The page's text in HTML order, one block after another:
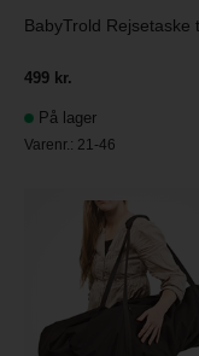
BabyTrold Rejsetaske
499 kr.
På lager
Varenr.: 21-46